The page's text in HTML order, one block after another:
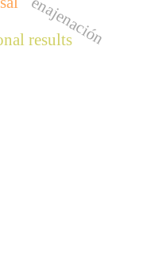
enajenación
results